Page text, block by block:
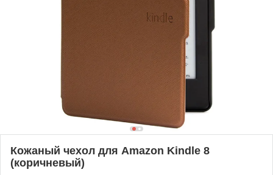
Кожаный чехол для Amazon Kindle 8
(коричневый)